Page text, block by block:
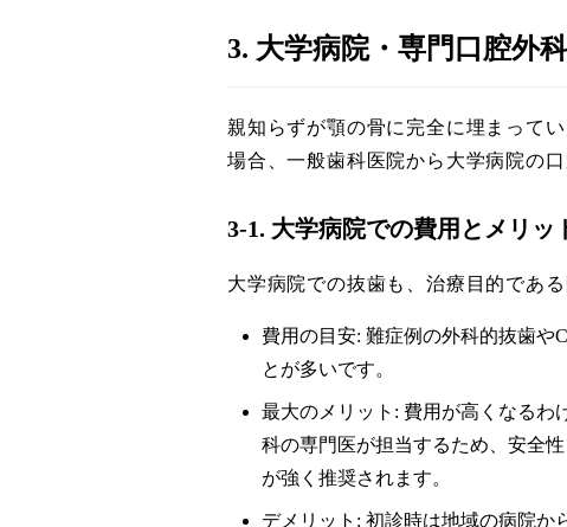
3. 大学病院・専門口腔外
親知らずが顎の骨に完全に埋まって
場合、一般歯科医院から大学病院の
3-1. 大学病院での費用とメリッ
大学病院での抜歯も、治療目的であ
費用の目安: 難症例の外科的抜歯や
とが多いです。
最大のメリット: 費用が高くなるわ
科の専門医が担当するため、安全
が強く推奨されます。
デメリット: 初診時は地域の病院か